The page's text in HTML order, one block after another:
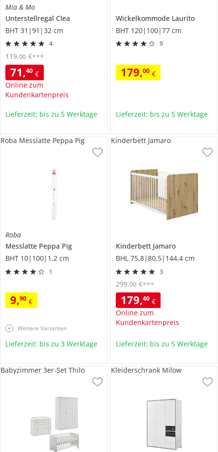
Mia & Mo
Unterstellregal Clea
BHT 31|91|32 cm
4
71,40 €
Online zum
Kundenkartenpreis
119,00 €***
Lieferzeit: bis zu 5 Werktage
Wickelkommode Laurito
BHT 120|100|77 cm
9
179,00 €
Lieferzeit: bis zu 5 Werktage
Roba
Messlatte Peppa Pig
BHT 10|100|1,2 cm
1
9,90 €
Roba Messlatte Peppa Pig
Weitere Varianten
Lieferzeit: bis zu 3 Werktage
Kinderbett Jamaro
BHL 75,8|80,5|144,4 cm
3
179,40 €
Online zum
Kundenkartenpreis
299,00 €***
Kinderbett Jamaro
Lieferzeit: bis zu 5 Werktage
Babyzimmer 3er-Set Thilo Kleiderschrank Milow